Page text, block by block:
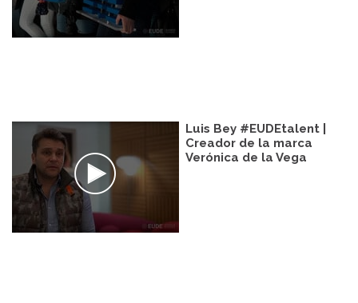
Luis Bey #EUDEtalent |
Creador de la marca
Verónica de la Vega